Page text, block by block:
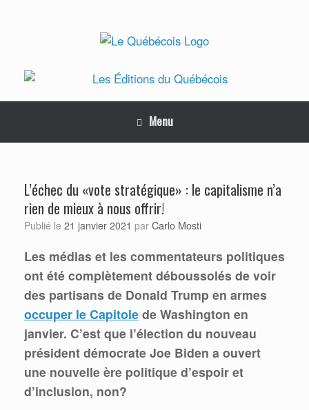
Menu
L’échec du «vote stratégique» : le capitalisme n’a
rien de mieux à nous offrir!
Publié le 21 janvier 2021 par Carlo Mosti
Les médias et les commentateurs politiques
ont été complètement déboussolés de voir
des partisans de Donald Trump en armes
occuper le Capitole de Washington en
janvier. C’est que l’élection du nouveau
président démocrate Joe Biden a ouvert
une nouvelle ère politique d’espoir et
d’inclusion, non?